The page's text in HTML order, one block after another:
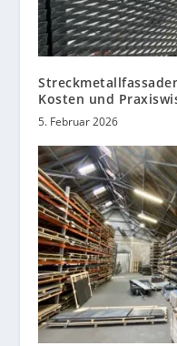
Kosten und
5. Februar 2026